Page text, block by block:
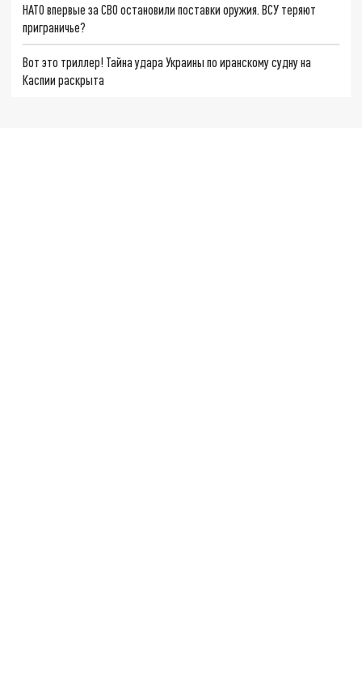
НАТО впервые за СВО остановили поставки оружия. ВСУ теряют
приграничье?
Вот это триллер! Тайна удара Украины по иранскому судну на
Каспии раскрыта